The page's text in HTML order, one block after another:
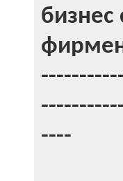
бизнес
----